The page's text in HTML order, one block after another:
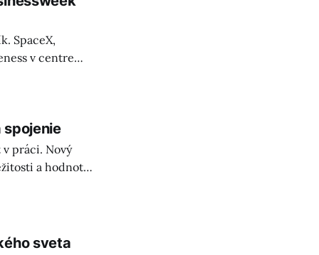
SpaceX,
v centre
spojenie
v práci. Nový
a hodnoty
sveta